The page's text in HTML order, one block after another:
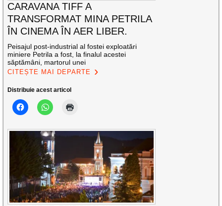
CARAVANA TIFF A
TRANSFORMAT MINA PETRILA
ÎN CINEMA ÎN AER LIBER.
Peisajul post-industrial al fostei exploatări
miniere Petrila a fost, la finalul acestei
săptămâni, martorul unei
CITEȘTE MAI DEPARTE
Distribuie acest articol